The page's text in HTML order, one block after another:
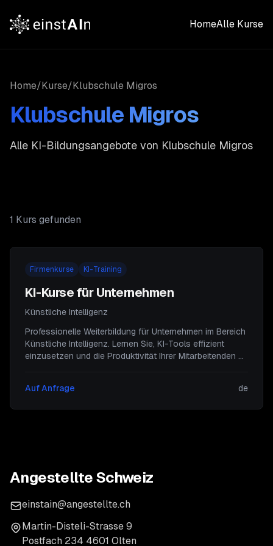
HomeAlle Kurse
Home/Kurse/Klubschule Migros
Klubschule Migros
Alle KI-Bildungsangebote von Klubschule Migros
1 Kurs gefunden
Firmenkurse KI-Training
KI-Kurse für Unternehmen
Künstliche Intelligenz
Professionelle Weiterbildung für Unternehmen im Bereich
Künstliche Intelligenz. Lernen Sie, KI-Tools effizient
einzusetzen und die Produktivität Ihrer Mitarbeitenden zu
Auf Anfrage
de
Angestellte Schweiz
einstain@angestellte.ch
Martin-Disteli-Strasse 9
Postfach 234 4601 Olten